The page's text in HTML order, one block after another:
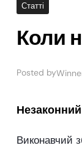
Статті
Коли
Posted by
Виконавчий